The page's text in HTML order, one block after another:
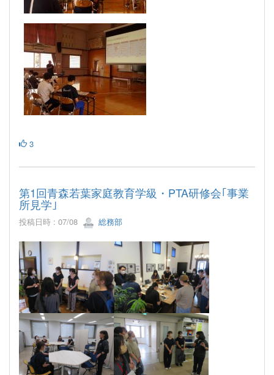
3
第1回青森若葉家庭教育学級・PTA研修会｢事業
所見学｣
投稿日時 : 07/08 総務部